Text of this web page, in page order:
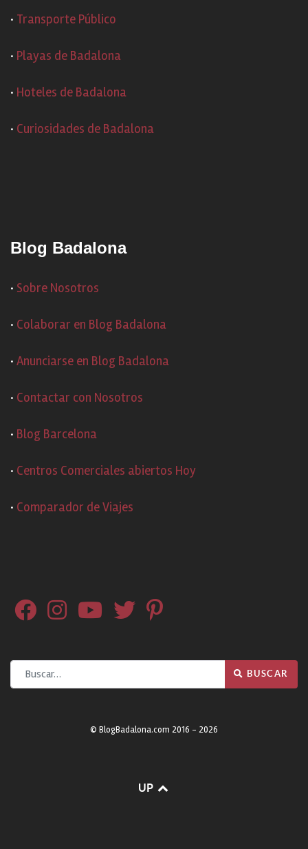
· Transporte Público
· Playas de Badalona
· Hoteles de Badalona
· Curiosidades de Badalona
Blog Badalona
· Sobre Nosotros
· Colaborar en Blog Badalona
· Anunciarse en Blog Badalona
· Contactar con Nosotros
· Blog Barcelona
· Centros Comerciales abiertos Hoy
· Comparador de Viajes
Buscar BUSCAR
© BlogBadalona.com 2016 - 2026
UP